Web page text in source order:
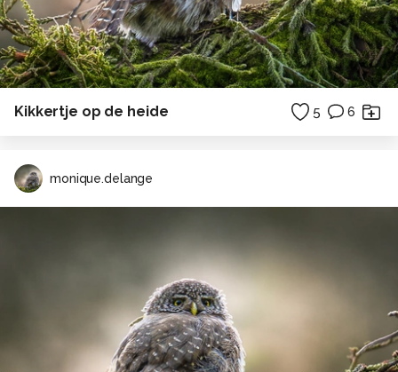
Kikkertje op de heide 5 6
monique.delange